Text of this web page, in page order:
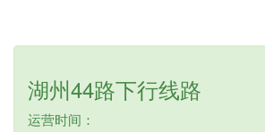
湖州44路下行线路
运营时间：